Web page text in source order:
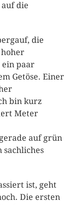
die
die
ein paar
Getöse. Einer
bin kurz
Meter
auf grün
sachliches
ist, geht
Die ersten